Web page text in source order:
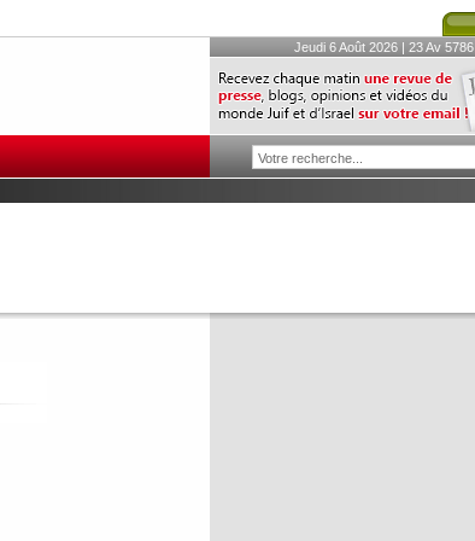
Jeudi 6 Août 2026 | 23 Av 5786